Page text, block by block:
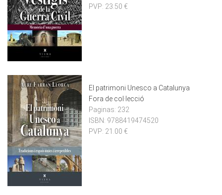
PVP: 23.50 €
El patrimoni Unesco a Catalunya
Fora de col·lecció
Paginas: 232
ISBN: 9788419474520
PVP: 21.00 €